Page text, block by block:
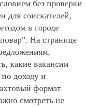
без проверки
для соискателей,
в городе
На странице
какие вакансии
доходу и
формат
смотреть не